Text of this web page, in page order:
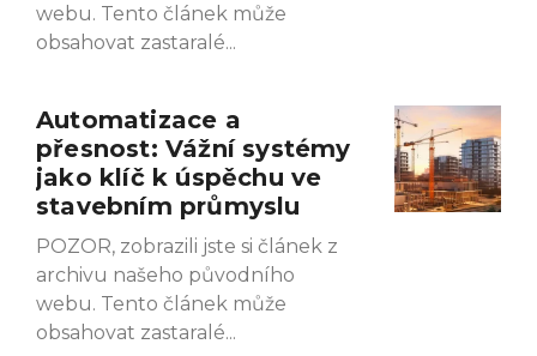
webu. Tento článek může
obsahovat zastaralé
Automatizace a
přesnost: Vážní systémy
jako klíč k úspěchu ve
stavebním průmyslu
POZOR, zobrazili jste si článek z
archivu našeho původního
webu. Tento článek může
obsahovat zastaralé